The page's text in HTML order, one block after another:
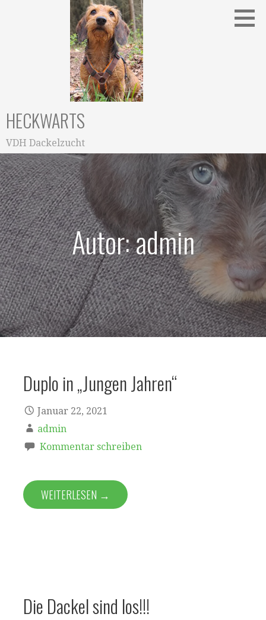
HECKWARTS
VDH Dackelzucht
Autor: admin
Duplo in „Jungen Jahren“
Januar 22, 2021
admin
Kommentar schreiben
WEITERLESEN →
Die Dackel sind los!!!